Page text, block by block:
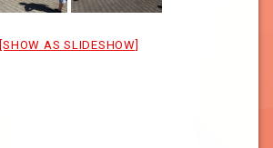
[SHOW AS SLIDESHOW]